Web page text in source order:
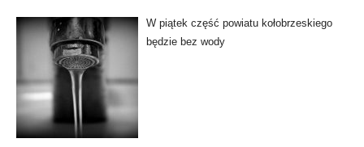
W piątek część powiatu kołobrzeskiego
będzie bez wody